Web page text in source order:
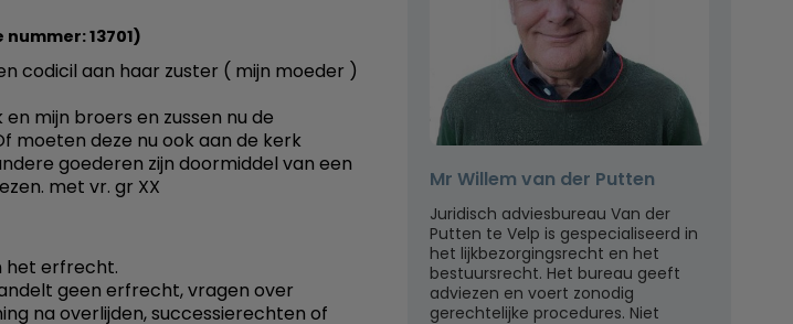
nummer: 13701)
codicil aan haar zuster ( mijn moeder )
mijn broers en zussen nu de
moeten deze nu ook aan de kerk
goederen zijn doormiddel van een
met vr. gr XX
het erfrecht.
geen erfrecht, vragen over
na overlijden, successierechten of
Mr Willem van der Putten
Juridisch adviesbureau Van der
Putten te Velp is gespecialiseerd in
het lijkbezorgingsrecht en het
bestuursrecht. Het bureau geeft
adviezen en voert zonodig
gerechtelijke procedures. Niet